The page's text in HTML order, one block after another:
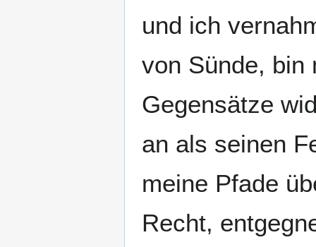
und ich
von Sünde, bin
Gegensätze
an als seinen
meine Pfade
Recht,